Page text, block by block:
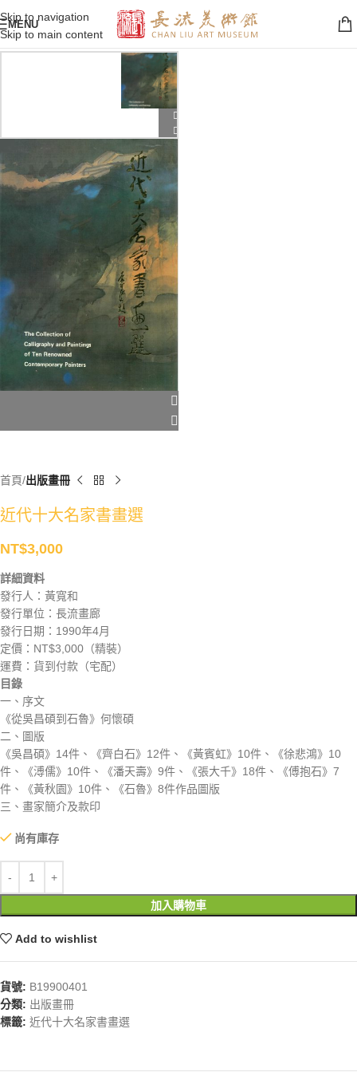
Skip to navigation
Skip to main content
MENU
首頁 出版畫冊
近代十大名家書畫選
NT$3,000
詳細資料
發行人：黃寬和
發行單位：長流畫廊
發行日期：1990年4月
定價：NT$3,000（精裝）
運費：貨到付款（宅配）
目錄
一、序文
《從吳昌碩到石魯》何懷碩
二、圖版
《吳昌碩》14件、《齊白石》12件、《黃賓虹》10件、《徐悲鴻》10
件、《溥儒》10件、《潘天壽》9件、《張大千》18件、《傅抱石》7
件、《黃秋園》10件、《石魯》8件作品圖版
三、畫家簡介及款印
尚有庫存
加入購物車
Add to wishlist
貨號: B19900401
分類: 出版畫冊
標籤: 近代十大名家書畫選